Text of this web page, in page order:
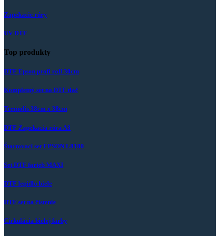
Zapekacie rúry
UV DTF
Top produkty
DTF Epson profi roll 30cm
Kompletný set na DTF tlač
Termolis 38cm x 38cm
DTF Zapekacia rúra A3
Štartovací set EPSON L8180
Set DTF farieb MAXI
DTF lepidlo biele
DTF set na čistenie
Cirkulácia bielej farby